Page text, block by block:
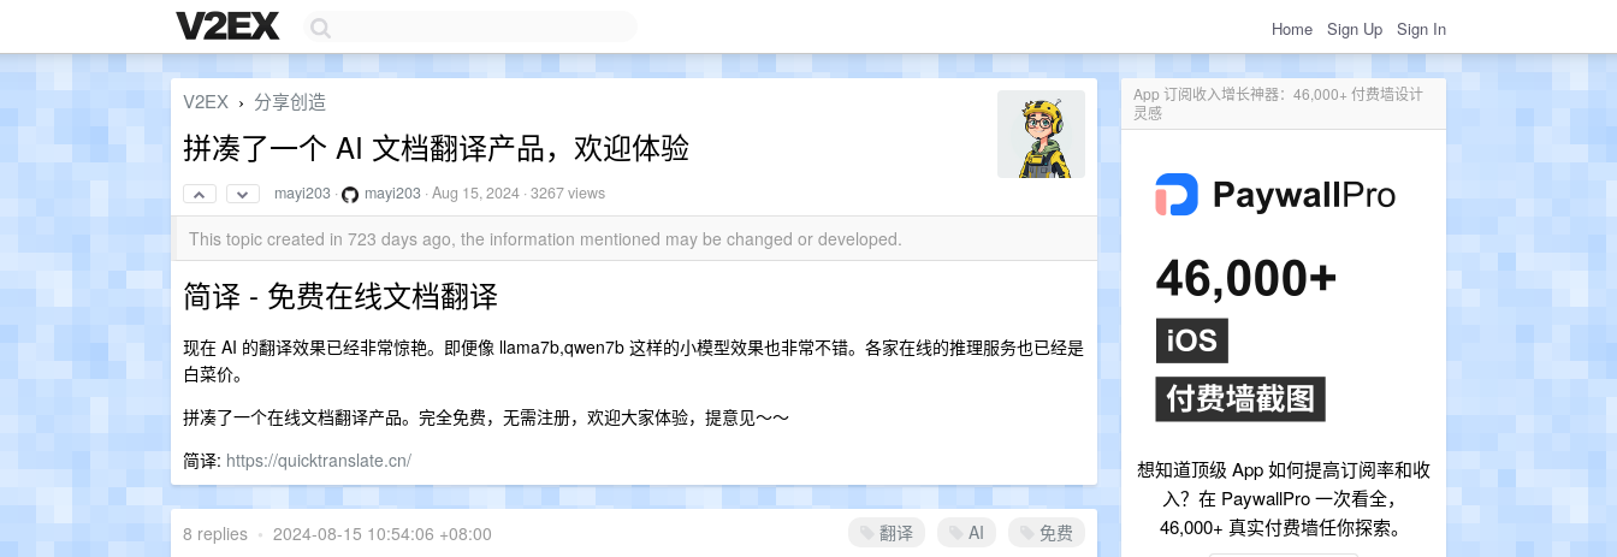
Home Sign Up Sign In
App 订阅收入增长神器：46,000+ 付费墙设计
灵感
想知道顶级 App 如何提高订阅率和收
入？在 PaywallPro 一次看全，
46,000+ 真实付费墙任你探索。
V2EX › 分享创造
拼凑了一个 AI 文档翻译产品，欢迎体验
mayi203 · mayi203 ·Aug 15, 2024 · 3267 views
This topic created in 723 days ago, the information mentioned may be changed or developed.
简译 - 免费在线文档翻译
现在 AI 的翻译效果已经非常惊艳。即便像 llama7b,qwen7b 这样的小模型效果也非常不错。各家在线的推理服务也已经是
白菜价。
拼凑了一个在线文档翻译产品。完全免费，无需注册，欢迎大家体验，提意见～～
简译: https://quicktranslate.cn/
翻译 AI 免费
8 replies • 2024-08-15 10:54:06 +08:00